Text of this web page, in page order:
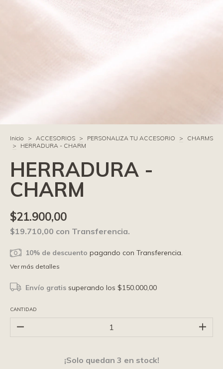
Inicio > ACCESORIOS > PERSONALIZA TU ACCESORIO >
CHARMS
>
HERRADURA - CHARM
HERRADURA -
CHARM
$21.900,00
$19.710,00 con Transferencia.
10% de descuento pagando con Transferencia.
Ver más detalles
Envío gratis superando los$150.000,00
CANTIDAD
¡Solo quedan 3 en stock!